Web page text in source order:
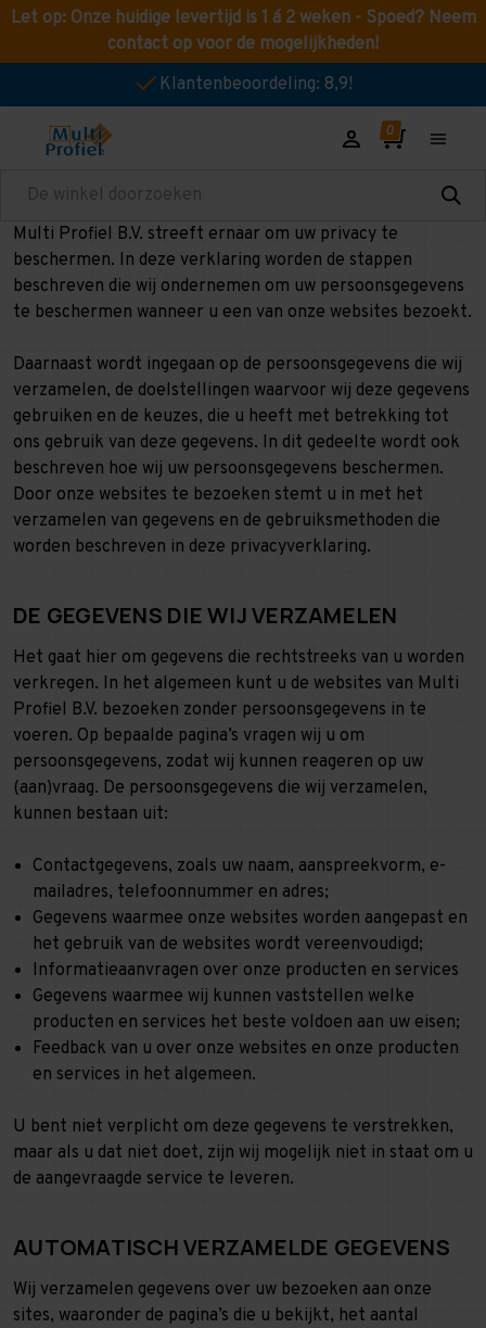
Let op: Onze huidige levertijd is 1 á 2 weken - Spoed? Neem
contact op voor de mogelijkheden!
Klantenbeoordeling: 8,9!
Zoeken
Multi Profiel B.V. streeft ernaar om uw privacy te
beschermen. In deze verklaring worden de stappen
beschreven die wij ondernemen om uw persoonsgegevens
te beschermen wanneer u een van onze websites bezoekt.
Daarnaast wordt ingegaan op de persoonsgegevens die wij
verzamelen, de doelstellingen waarvoor wij deze gegevens
gebruiken en de keuzes, die u heeft met betrekking tot
ons gebruik van deze gegevens. In dit gedeelte wordt ook
beschreven hoe wij uw persoonsgegevens beschermen.
Door onze websites te bezoeken stemt u in met het
verzamelen van gegevens en de gebruiksmethoden die
worden beschreven in deze privacyverklaring.
DE GEGEVENS DIE WIJ VERZAMELEN
Het gaat hier om gegevens die rechtstreeks van u worden
verkregen. In het algemeen kunt u de websites van Multi
Profiel B.V. bezoeken zonder persoonsgegevens in te
voeren. Op bepaalde pagina’s vragen wij u om
persoonsgegevens, zodat wij kunnen reageren op uw
(aan)vraag. De persoonsgegevens die wij verzamelen,
kunnen bestaan uit:
Contactgegevens, zoals uw naam, aanspreekvorm, e-
mailadres, telefoonnummer en adres;
Gegevens waarmee onze websites worden aangepast en
het gebruik van de websites wordt vereenvoudigd;
Informatieaanvragen over onze producten en services
Gegevens waarmee wij kunnen vaststellen welke
producten en services het beste voldoen aan uw eisen;
Feedback van u over onze websites en onze producten
en services in het algemeen.
U bent niet verplicht om deze gegevens te verstrekken,
maar als u dat niet doet, zijn wij mogelijk niet in staat om u
de aangevraagde service te leveren.
AUTOMATISCH VERZAMELDE GEGEVENS
Wij verzamelen gegevens over uw bezoeken aan onze
sites, waaronder de pagina’s die u bekijkt, het aantal